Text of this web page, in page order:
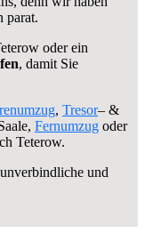
parat.
oder ein
, damit Sie
, Tresor– &
Fernumzug oder
Teterow.
und